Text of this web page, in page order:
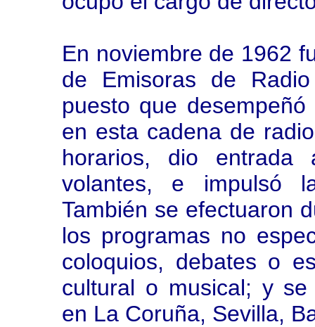
En noviembre de 1962
de Emisoras de
puesto que
en esta cadena de
horarios, dio entrada
volantes, e impulsó
También se efectuaron
los programas no
coloquios, debates o
cultural o musical; y se
en La Coruña, Sevilla,